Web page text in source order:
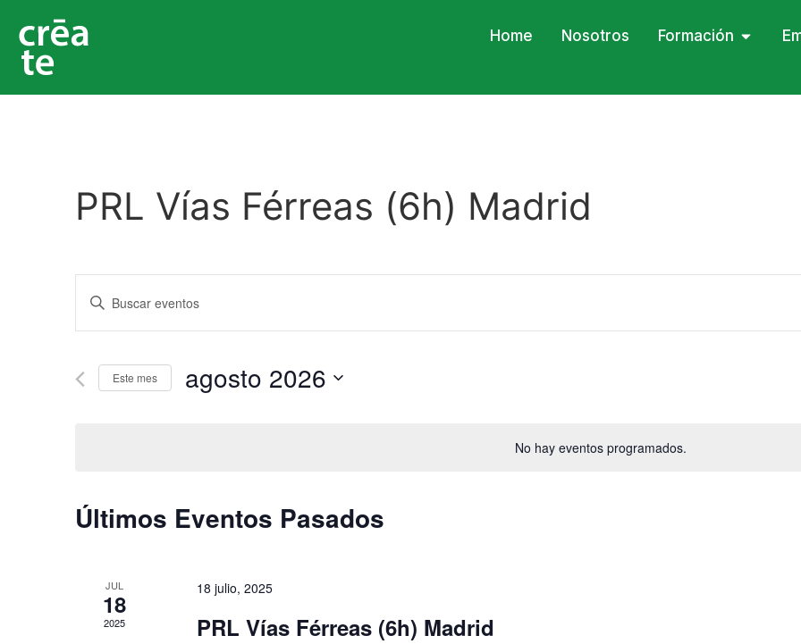
Home Nosotros Formación
No hay eventos programados.
PRL Vías Férreas (6h) Madrid
Navegación
de
búsqueda
y
Introduce
clave.
Eventos
para
la
Este mes agosto 2026
Últimos Eventos Pasados
JUL
18
2025
18 julio, 2025
PRL Vías Férreas (6h) Madrid